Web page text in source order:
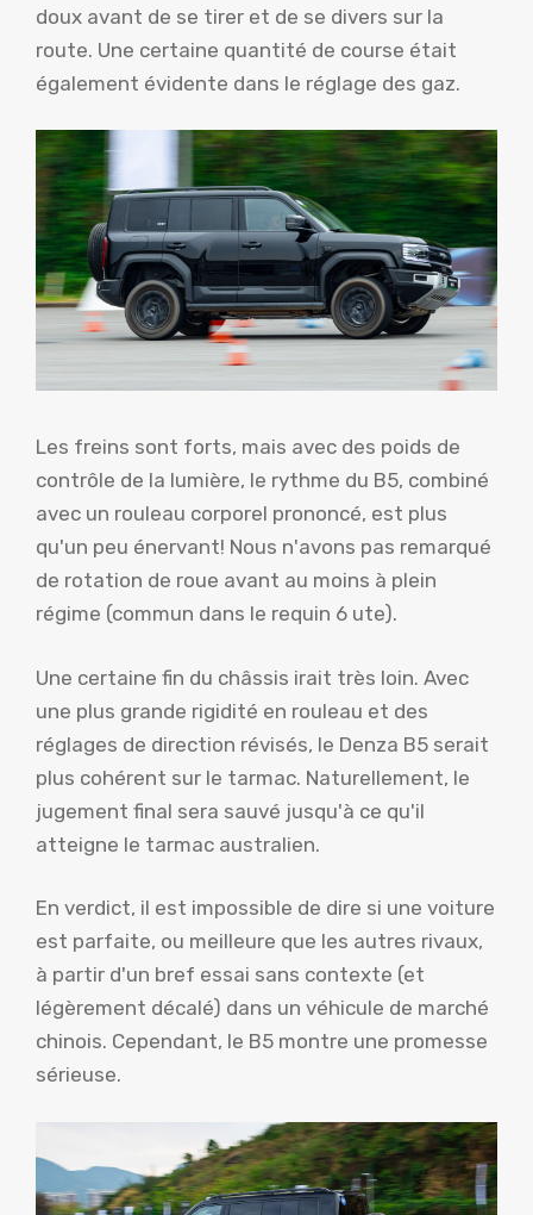
doux avant de se tirer et de se divers sur la
route. Une certaine quantité de course était
également évidente dans le réglage des gaz.
Les freins sont forts, mais avec des poids de
contrôle de la lumière, le rythme du B5, combiné
avec un rouleau corporel prononcé, est plus
qu'un peu énervant! Nous n'avons pas remarqué
de rotation de roue avant au moins à plein
régime (commun dans le requin 6 ute).
Une certaine fin du châssis irait très loin. Avec
une plus grande rigidité en rouleau et des
réglages de direction révisés, le Denza B5 serait
plus cohérent sur le tarmac. Naturellement, le
jugement final sera sauvé jusqu'à ce qu'il
atteigne le tarmac australien.
En verdict, il est impossible de dire si une voiture
est parfaite, ou meilleure que les autres rivaux,
à partir d'un bref essai sans contexte (et
légèrement décalé) dans un véhicule de marché
chinois. Cependant, le B5 montre une promesse
sérieuse.